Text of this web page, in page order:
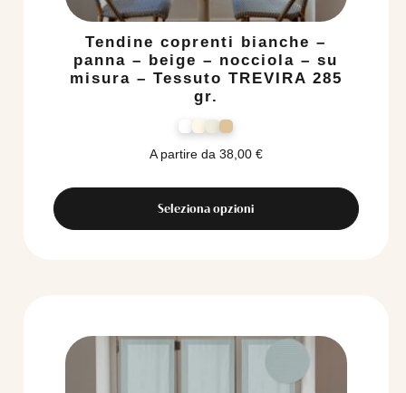
Tendine coprenti bianche –
panna – beige – nocciola – su
misura – Tessuto TREVIRA 285
gr.
A partire da 38,00 €
Seleziona opzioni